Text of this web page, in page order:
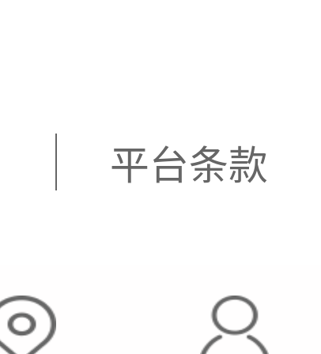
平台条款